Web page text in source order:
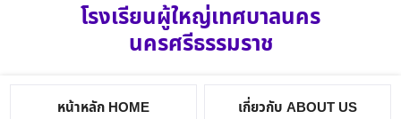
โรงเรียนผู้ใหญ่เทศบาลนคร
นครศรีธรรมราช
หน้าหลัก HOME เกี่ยวกับ ABOUT US